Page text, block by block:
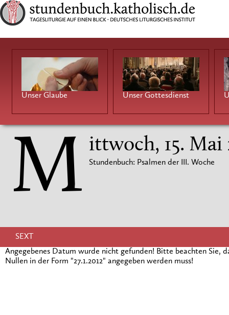
Unser Glaube Unser Gottesdienst
M ittwoch, 15. Mai
Stundenbuch: Psalmen der III. Woche
SEXT
Angegebenes Datum wurde nicht gefunden! Bitte beachten Sie,
Nullen in der Form "27.1.2012" angegeben werden muss!